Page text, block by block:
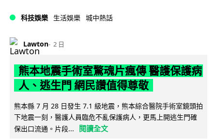
科技娛樂 生活娛樂 城中熱話
Lawton 2 日
熊本地震手術室驚魂片瘋傳 醫護保護病
人、逃生門 網民讚值得尊敬
熊本縣 7 月 28 日發生 7.1 級地震，熊本綜合醫院手術室鏡頭拍
下地震一刻，醫護人員臨危不亂保護病人，更馬上開逃生門確
保出口流通。片段...
閱讀全文